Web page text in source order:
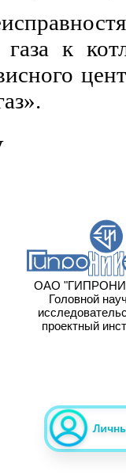
газа к
ОАО
Головной
проектный